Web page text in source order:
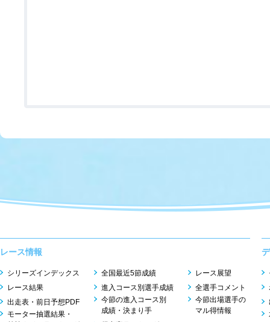
レース情報
シリーズインデックス
レース結果
出走表・前日予想PDF
モーター抽選結果・
全国最近5節成績
進入コース別選手成績
今節の進入コース別
成績・決まり手
レース展望
全選手コメント
今節出場選手の
マル得情報